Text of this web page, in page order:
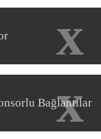
x
x
Bağlantılar